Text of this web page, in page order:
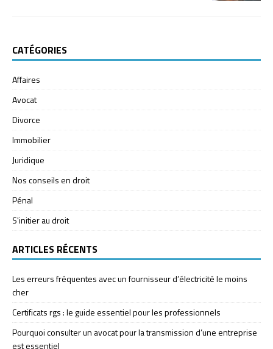
CATÉGORIES
Affaires
Avocat
Divorce
Immobilier
Juridique
Nos conseils en droit
Pénal
S'initier au droit
ARTICLES RÉCENTS
Les erreurs fréquentes avec un fournisseur d’électricité le moins
cher
Certificats rgs : le guide essentiel pour les professionnels
Pourquoi consulter un avocat pour la transmission d’une entreprise
est essentiel